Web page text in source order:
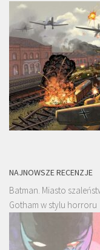
NAJNOWSZE RECENZJE
Batman. Miasto
Gotham w stylu horroru